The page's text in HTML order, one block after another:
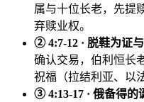
属与十位长老，先提
弃赎业权。
② 4:7-12 · 脱鞋为证
确认交易，伯利恒长
祝福（拉结利亚、以
③ 4:13-17 · 俄备得的